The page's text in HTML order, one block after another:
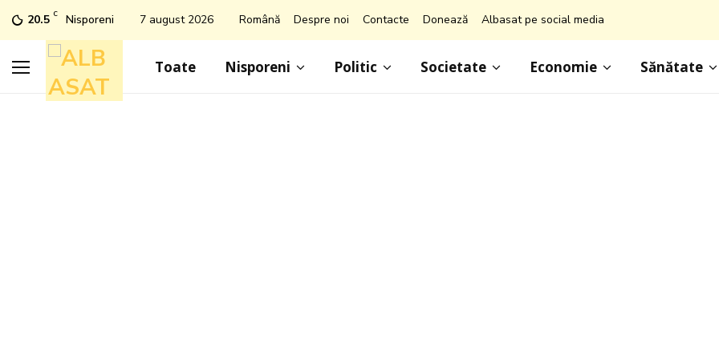
20.5 C Nisporeni 7 august 2026 Română Despre noi Contacte Donează Albasat pe social media
Toate Nisporeni Politic Societate Economie Sănătate